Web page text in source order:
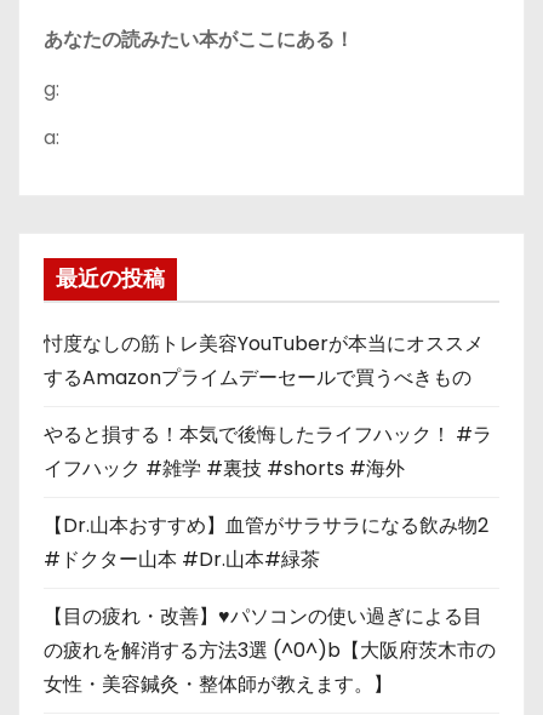
あなたの読みたい本がここにある！
g:
a:
最近の投稿
忖度なしの筋トレ美容YouTuberが本当にオススメ
するAmazonプライムデーセールで買うべきもの
やると損する！本気で後悔したライフハック！ #ラ
イフハック #雑学 #裏技 #shorts #海外
【Dr.山本おすすめ】血管がサラサラになる飲み物2
#ドクター山本 #Dr.山本#緑茶
【目の疲れ・改善】♥パソコンの使い過ぎによる目
の疲れを解消する方法3選 (^0^)b【大阪府茨木市の
女性・美容鍼灸・整体師が教えます。】